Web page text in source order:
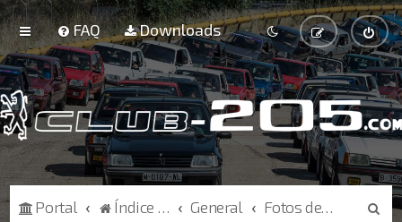
FAQ Downloads
Portal Índice de Foros General Fotos de KDD's, concentraciones, eventos
B